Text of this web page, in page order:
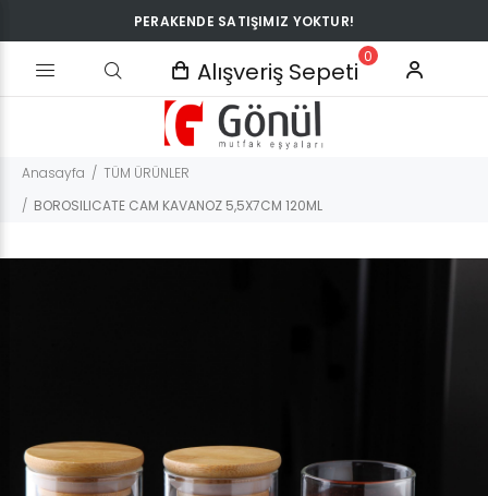
PERAKENDE SATIŞIMIZ YOKTUR!
Alışveriş Sepeti
0
Anasayfa
TÜM ÜRÜNLER
BOROSILICATE CAM KAVANOZ 5,5X7CM 120ML